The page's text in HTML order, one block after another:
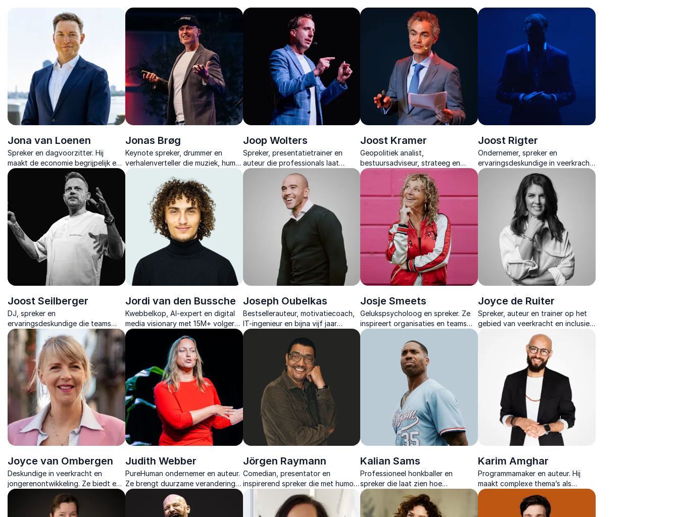
Jona van Loenen
Spreker en dagvoorzitter. Hij
maakt de economie begrijpelijk en
relevant, met energie, humor en
inzichten als econoom, columnist
Jonas Brøg
Keynote spreker, drummer en
verhalenverteller die muziek, humor
en lefheid inzet om teams te
raken, verbinden, activeren en
laten zingen.
Joop Wolters
Spreker, presentatietrainer en
auteur die professionals laat
ervaren hoe spreken en
presenteren leiderschap zichtbaar
maakt met direct toepasbare
Joost Kramer
Geopolitiek analist,
bestuursadviseur, strateeg en
auteur die complexe wereldorde
vertaalt naar boardroomstrategie.
Expert in Amerikaanse politiek en
governance.
Joost Rigter
Ondernemer, spreker en
ervaringsdeskundige in veerkracht
en acceptatie. Hij neemt zijn
publiek mee in het donker en toont
hoe je sterker wordt van
verandering.
Joost Seilberger
DJ, spreker en
ervaringsdeskundige die teams
helpt bewegen van ik naar wij, met
muziek, eerlijke verhalen en
praktische inzichten.
Jordi van den Bussche
Kwebbelkop, AI-expert en digital
media visionary met 15M+ volgers.
Hij onthult hoe AI storytelling en
contentcreatie radicaal verandert.
Joseph Oubelkas
Bestsellerauteur, motivatiecoach,
IT-ingenieur en bijna vijf jaar
onschuldig in een Marokkaanse cel.
Leer omgaan met tegenslagen.
Josje Smeets
Gelukspsycholoog en spreker. Ze
inspireert organisaties en teams
met interactieve lezingen over
(werk)geluk en positief
Joyce de Ruiter
Spreker, auteur en trainer op het
gebied van veerkracht en inclusie
die organisaties leert sterker te
worden door verandering bewust
Joyce van Ombergen
Deskundige in veerkracht en
jongerenontwikkeling. Ze biedt een
frisse, nuchtere blik op zelfsturing,
leren door falen en persoonlijke
Judith Webber
PureHuman ondernemer en auteur.
Ze brengt duurzame verandering
op gang met lezingen over
verbindende communicatie,
intrinsieke motivatie en
Jörgen Raymann
Comedian, presentator en
inspirerend spreker die met humor
en inzicht spreekt over
leiderschap, inclusie en
persoonlijke groei.
Kalian Sams
Professioneel honkballer en
spreker die laat zien hoe
beslissingen in 0,03 seconde
worden genomen en waarom
teams vaak vastlopen.
Karim Amghar
Programmamaker en auteur. Hij
maakt complexe thema’s als
kansenongelijkheid en inclusie
bespreekbaar met energie,
expertise en persoonlijke verhalen.